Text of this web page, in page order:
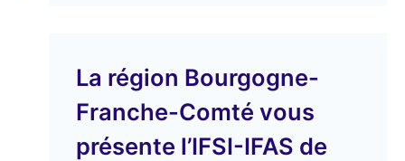
La région Bourgogne-
Franche-Comté vous
présente l’IFSI-IFAS de